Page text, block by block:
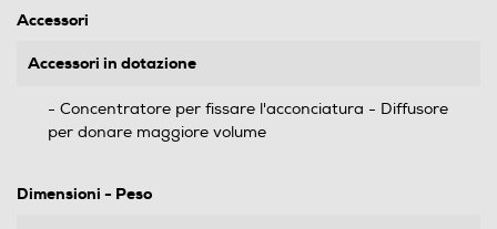
Accessori
Accessori in dotazione
- Concentratore per fissare l'acconciatura - Diffusore
per donare maggiore volume
Dimensioni - Peso